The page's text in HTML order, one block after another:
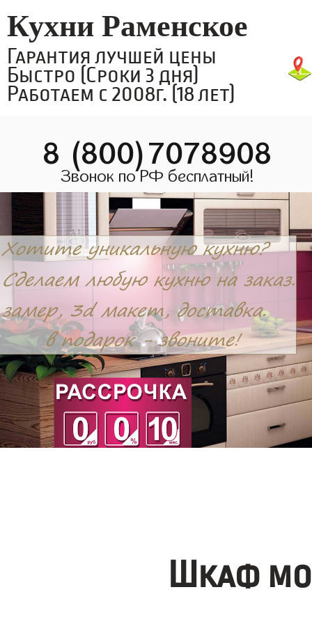
Кухни Раменское
Гарантия лучшей цены
Быстро (Сроки 3 дня)
Работаем с 2008г. (18 лет)
8 (800)7078908
Звонок по РФ бесплатный!
Шкаф